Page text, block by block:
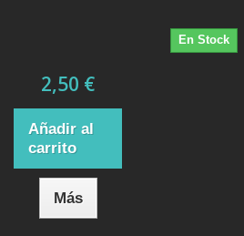
En Stock
2,50 €
Añadir al
carrito
Más